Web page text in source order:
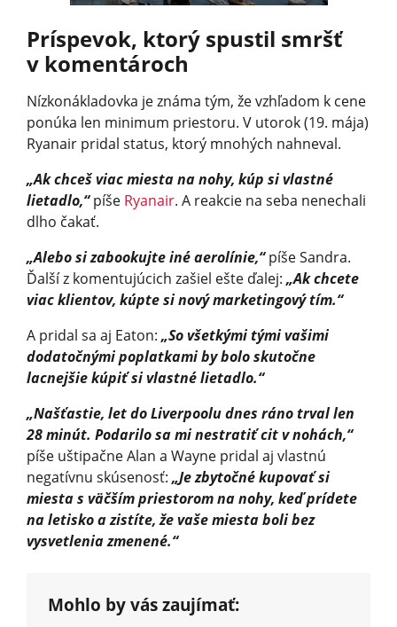
Príspevok, ktorý spustil smršť
v komentároch
Nízkonákladovka je známa tým, že vzhľadom k cene
ponúka len minimum priestoru. V utorok (19. mája)
Ryanair pridal status, ktorý mnohých nahneval.
„Ak chceš viac miesta na nohy, kúp si vlastné
lietadlo,“píše Ryanair. A reakcie na seba nenechali
dlho čakať.
„Alebo si zabookujte iné aerolínie,“píše Sandra.
Ďalší z komentujúcich zašiel ešte ďalej: „Ak chcete
viac klientov, kúpte si nový marketingový tím.“
A pridal sa aj Eaton: „So všetkými tými vašimi
dodatočnými poplatkami by bolo skutočne
lacnejšie kúpiť si vlastné lietadlo.“
„Našťastie, let do Liverpoolu dnes ráno trval len
28 minút. Podarilo sa mi nestratiť cit v nohách,“
píše uštipačne Alan a Wayne pridal aj vlastnú
negatívnu skúsenosť: „Je zbytočné kupovať si
miesta s väčším priestorom na nohy, keď prídete
na letisko a zistíte, že vaše miesta boli bez
vysvetlenia zmenené.“
Mohlo by vás zaujímať: